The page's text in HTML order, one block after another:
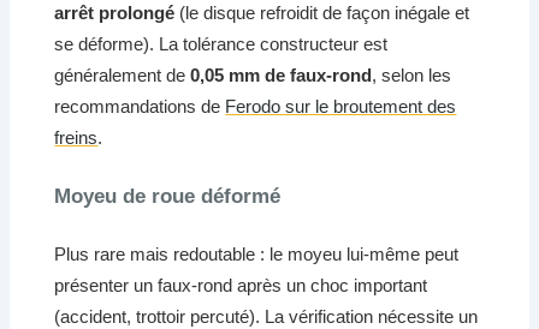
arrêt prolongé (le disque refroidit de façon inégale et
se déforme). La tolérance constructeur est
généralement de0,05 mm de faux-rond, selon les
recommandations de Ferodo sur le broutement des
freins.
Moyeu de roue déformé
Plus rare mais redoutable : le moyeu lui-même peut
présenter un faux-rond après un choc important
(accident, trottoir percuté). La vérification nécessite un